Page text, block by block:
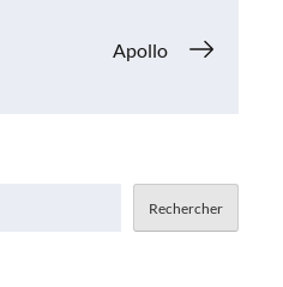
Apollo
Rechercher